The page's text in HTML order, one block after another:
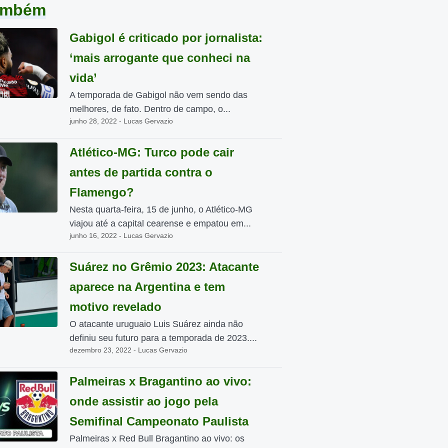
Gabigol é criticado por jornalista:
‘mais arrogante que conheci na
vida’
A temporada de Gabigol não vem sendo das
melhores, de fato. Dentro de campo, o...
junho 28, 2022 - Lucas Gervazio
Atlético-MG: Turco pode cair
antes de partida contra o
Flamengo?
Nesta quarta-feira, 15 de junho, o Atlético-MG
viajou até a capital cearense e empatou em...
junho 16, 2022 - Lucas Gervazio
Suárez no Grêmio 2023: Atacante
aparece na Argentina e tem
motivo revelado
O atacante uruguaio Luis Suárez ainda não
definiu seu futuro para a temporada de 2023....
dezembro 23, 2022 - Lucas Gervazio
Palmeiras x Bragantino ao vivo:
onde assistir ao jogo pela
Semifinal Campeonato Paulista
Palmeiras x Red Bull Bragantino ao vivo: os